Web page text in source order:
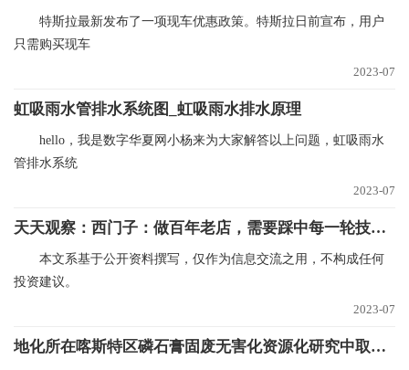
特斯拉最新发布了一项现车优惠政策。特斯拉日前宣布，用户
只需购买现车
2023-07
虹吸雨水管排水系统图_虹吸雨水排水原理
hello，我是数字华夏网小杨来为大家解答以上问题，虹吸雨水
管排水系统
2023-07
天天观察：西门子：做百年老店，需要踩中每一轮技术浪潮
本文系基于公开资料撰写，仅作为信息交流之用，不构成任何
投资建议。
2023-07
地化所在喀斯特区磷石膏固废无害化资源化研究中取得进展_当前快报